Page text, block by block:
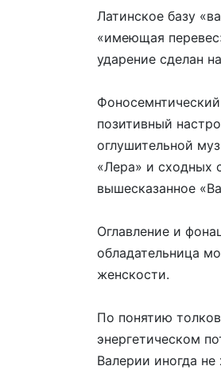
Латинское базу
«имеющая
ударение сделан
позитивный
оглушительной
«Лера» и сходных
вышесказанное
Оглавление и
обладательница
женскости.
По понятию
энергетическом
Валерии иногда